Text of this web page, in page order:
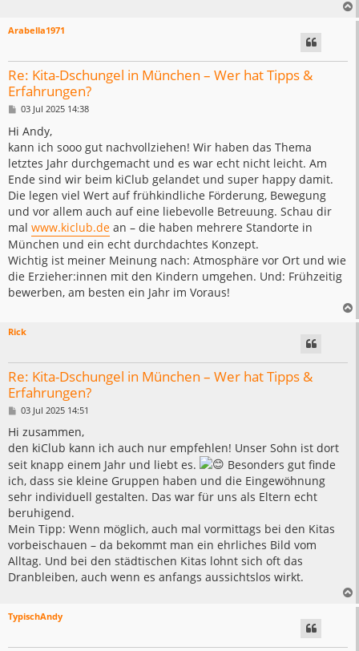
Arabella1971
Re: Kita-Dschungel in München – Wer hat Tipps &
Erfahrungen?
B
i
t
r
a
g
03 Jul 2025 14:38
Hi Andy,
kann ich sooo gut nachvollziehen! Wir haben das Thema
letztes Jahr durchgemacht und es war echt nicht leicht. Am
Ende sind wir beim kiClub gelandet und super happy damit.
Die legen viel Wert auf frühkindliche Förderung, Bewegung
und vor allem auch auf eine liebevolle Betreuung. Schau dir
mal www.kiclub.de an – die haben mehrere Standorte in
München und ein echt durchdachtes Konzept.
Wichtig ist meiner Meinung nach: Atmosphäre vor Ort und wie
die Erzieher:innen mit den Kindern umgehen. Und: Frühzeitig
bewerben, am besten ein Jahr im Voraus!
Rick
Re: Kita-Dschungel in München – Wer hat Tipps &
Erfahrungen?
B
i
r
a
g
03 Jul 2025 14:51
Hi zusammen,
den kiClub kann ich auch nur empfehlen! Unser Sohn ist dort
seit knapp einem Jahr und liebt es.
Besonders gut finde
ich, dass sie kleine Gruppen haben und die Eingewöhnung
sehr individuell gestalten. Das war für uns als Eltern echt
beruhigend.
Mein Tipp: Wenn möglich, auch mal vormittags bei den Kitas
vorbeischauen – da bekommt man ein ehrliches Bild vom
Alltag. Und bei den städtischen Kitas lohnt sich oft das
Dranbleiben, auch wenn es anfangs aussichtslos wirkt.
TypischAndy